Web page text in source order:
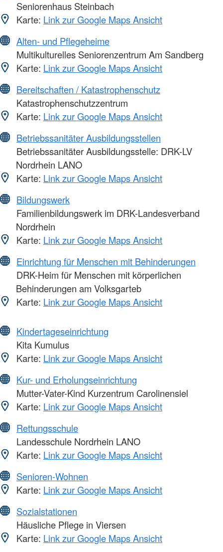
Seniorenhaus Steinbach
Karte: Link zur Google Maps Ansicht
Alten- und Pflegeheime
Multikulturelles Seniorenzentrum Am Sandberg
Karte: Link zur Google Maps Ansicht
Bereitschaften / Katastrophenschutz
Katastrophenschutzzentrum
Karte: Link zur Google Maps Ansicht
Betriebssanitäter Ausbildungsstellen
Betriebssanitäter Ausbildungsstelle: DRK-LV
Nordrhein LANO
Karte: Link zur Google Maps Ansicht
Bildungswerk
Familienbildungswerk im DRK-Landesverband
Nordrhein
Karte: Link zur Google Maps Ansicht
Einrichtung für Menschen mit Behinderungen
DRK-Heim für Menschen mit körperlichen
Behinderungen am Volksgarteb
Karte: Link zur Google Maps Ansicht
Kindertageseinrichtung
Kita Kumulus
Karte: Link zur Google Maps Ansicht
Kur- und Erholungseinrichtung
Mutter-Vater-Kind Kurzentrum Carolinensiel
Karte: Link zur Google Maps Ansicht
Rettungsschule
Landesschule Nordrhein LANO
Karte: Link zur Google Maps Ansicht
Senioren-Wohnen
Karte: Link zur Google Maps Ansicht
Sozialstationen
Häusliche Pflege in Viersen
Karte: Link zur Google Maps Ansicht